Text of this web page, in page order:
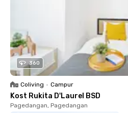
360
Coliving • Campur
Kost Rukita D'Laurel BSD
Pagedangan, Pagedangan